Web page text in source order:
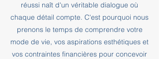
réussi naît d'un véritable dialogue où
chaque détail compte. C'est pourquoi nous
prenons le temps de comprendre votre
mode de vie, vos aspirations esthétiques et
vos contraintes financières pour concevoir